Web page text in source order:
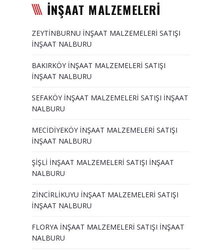
İNŞAAT MALZEMELERİ
ZEYTİNBURNU İNŞAAT MALZEMELERİ SATIŞI
İNŞAAT NALBURU
BAKIRKÖY İNŞAAT MALZEMELERİ SATIŞI
İNŞAAT NALBURU
SEFAKÖY İNŞAAT MALZEMELERİ SATIŞI İNŞAAT
NALBURU
MECİDİYEKÖY İNŞAAT MALZEMELERİ SATIŞI
İNŞAAT NALBURU
ŞİŞLİ İNŞAAT MALZEMELERİ SATIŞI İNŞAAT
NALBURU
ZİNCİRLİKUYU İNŞAAT MALZEMELERİ SATIŞI
İNŞAAT NALBURU
FLORYA İNŞAAT MALZEMELERİ SATIŞI İNŞAAT
NALBURU